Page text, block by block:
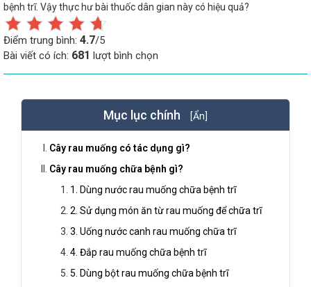
bệnh trĩ. Vậy thực hư bài thuốc dân gian này có hiệu quả?
Điểm trung bình: 4.7/5
Bài viết có ích: 681 lượt bình chọn
Mục lục chính [Ẩn]
Cây rau muống có tác dụng gì?
Cây rau muống chữa bệnh gì?
1. Dùng nước rau muống chữa bệnh trĩ
2. Sử dụng món ăn từ rau muống để chữa trĩ
3. Uống nước canh rau muống chữa trĩ
4. Đắp rau muống chữa bệnh trĩ
5. Dùng bột rau muống chữa bệnh trĩ